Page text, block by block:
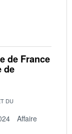
de France
de
DU
Affaire